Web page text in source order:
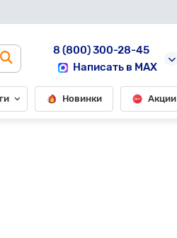
8 (800) 300-28-45
Написать в MAX
Новинки Акции